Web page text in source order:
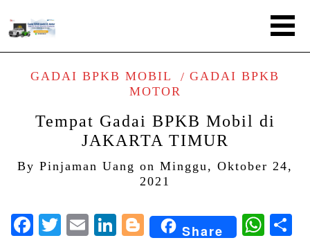
GADAI BPKB MOBIL
GADAI BPKB
MOTOR
Tempat Gadai BPKB Mobil di
JAKARTA TIMUR
By Pinjaman Uang on Minggu, Oktober 24,
2021
Facebook
Twitter
EmailLinkedIn
Blogger
Share